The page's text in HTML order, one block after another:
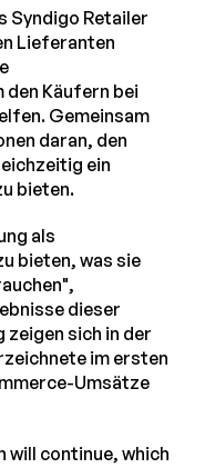
Syndigo Retailer
Lieferanten
Käufern bei
Gemeinsam
daran, den
ein
bieten.
als
bieten, was sie
dieser
sich in der
im ersten
Umsätze
continue, which